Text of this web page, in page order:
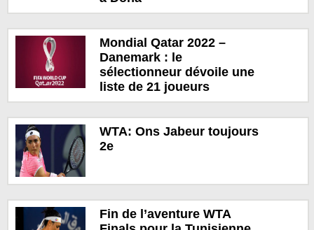
Mondial Qatar 2022 –
Danemark : le
sélectionneur dévoile une
liste de 21 joueurs
WTA: Ons Jabeur toujours
2e
Fin de l’aventure WTA